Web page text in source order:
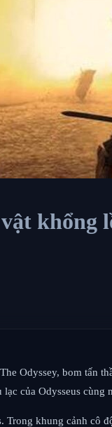
khổng
Odyssey, bom tấn
của Odysseus
khung cảnh